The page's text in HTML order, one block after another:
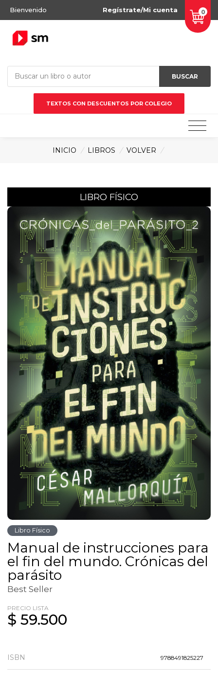
Bienvenido 0
Regístrate/Mi cuenta
BUSCAR
TEXTOS CON DESCUENTOS POR COLEGIO
INICIO / LIBROS / VOLVER /
LIBRO FÍSICO
Libro Físico
Manual de instrucciones para
el fin del mundo. Crónicas del
parásito
Best Seller
PRECIO LISTA
$ 59.500
ISBN 9788491825227